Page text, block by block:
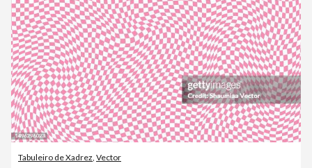
Tabuleiro de Xadrez, Vector